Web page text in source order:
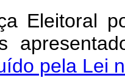
Eleitoral
pela Lei